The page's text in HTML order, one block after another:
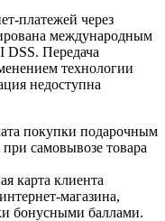
платежей через
международным
DSS. Передача
технологии
недоступна
покупки подарочным
самовывозе товара
карта клиента
магазина,
бонусными баллами.